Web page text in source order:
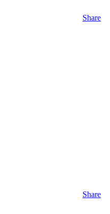
Share
Share